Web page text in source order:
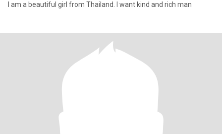
I am a beautiful girl from Thailand. I want kind and rich man